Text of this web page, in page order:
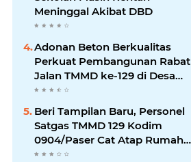
Meninggal Akibat DBD
Adonan Beton Berkualitas
Perkuat Pembangunan Rabat
Jalan TMMD ke-129 di Desa
Ledoktempuro
Beri Tampilan Baru, Personel
Satgas TMMD 129 Kodim
0904/Paser Cat Atap Rumah
Marbot